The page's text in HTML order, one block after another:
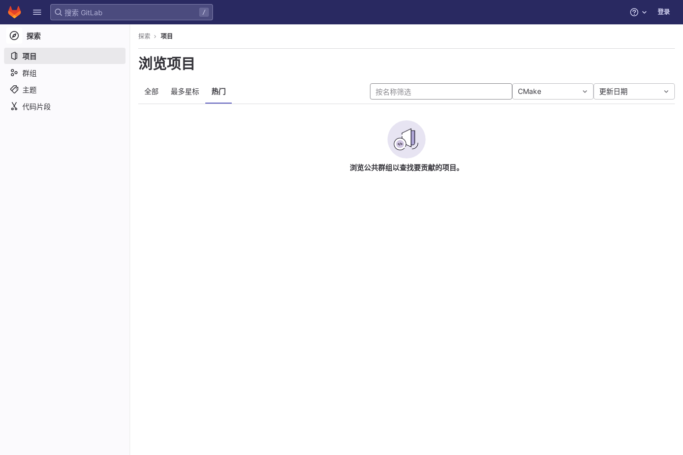
Skip to content
GitLab
/ 帮助 登录
探索
项目
群组
主题
代码片段
探索 项目
浏览项目
全部 最多星标 热门 CMake 更新日期
浏览公共群组以查找要贡献的项目。